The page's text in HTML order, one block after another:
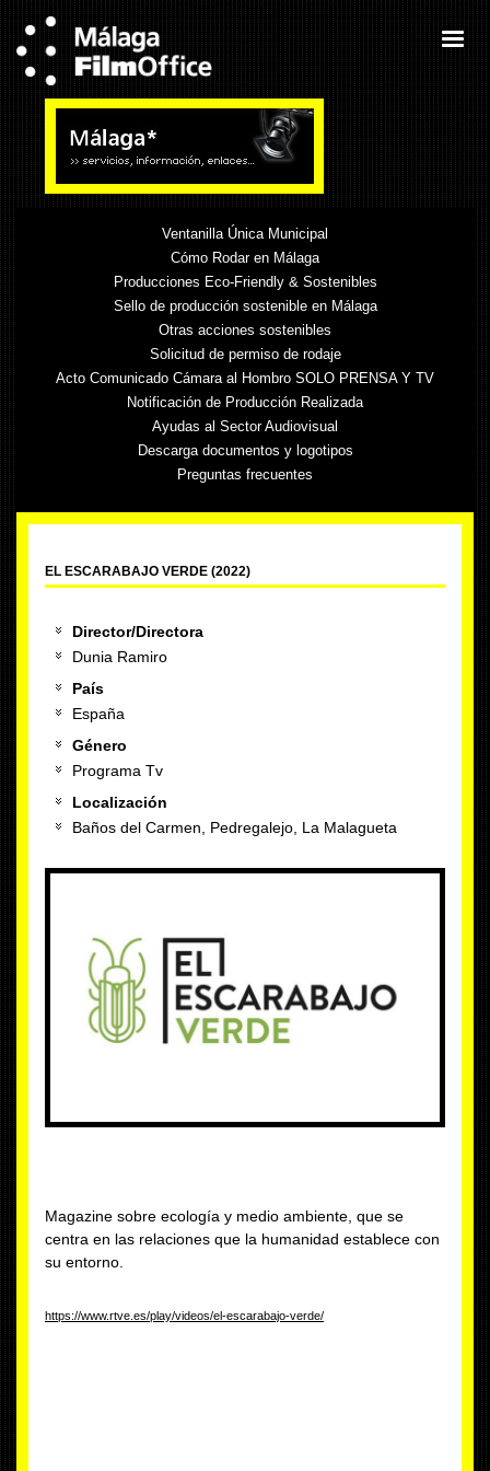
Ventanilla Única Municipal
Cómo Rodar en Málaga
Producciones Eco-Friendly & Sostenibles
Sello de producción sostenible en Málaga
Otras acciones sostenibles
Solicitud de permiso de rodaje
Acto Comunicado Cámara al Hombro SOLO PRENSA Y TV
Notificación de Producción Realizada
Ayudas al Sector Audiovisual
Descarga documentos y logotipos
Preguntas frecuentes
EL ESCARABAJO VERDE (2022)
Director/Directora
Dunia Ramiro
País
España
Género
Programa Tv
Localización
Baños del Carmen, Pedregalejo, La Malagueta
Magazine sobre ecología y medio ambiente, que se
centra en las relaciones que la humanidad establece con
su entorno.
https://www.rtve.es/play/videos/el-escarabajo-verde/